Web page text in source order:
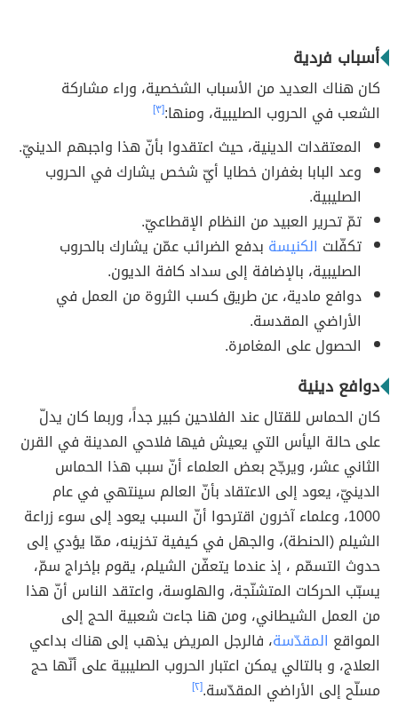
أسباب فردية
كان هناك العديد من الأسباب الشخصية، وراء مشاركة
الشعب في الحروب الصليبية، ومنها:[٣]
المعتقدات الدينية، حيث اعتقدوا بأنّ هذا واجبهم الدينيّ.
وعد البابا بغفران خطايا أيّ شخص يشارك في الحروب
الصليبية.
تمّ تحرير العبيد من النظام الإقطاعيّ.
تكفّلت الكنيسة بدفع الضرائب عمّن يشارك بالحروب
الصليبية، بالإضافة إلى سداد كافة الديون.
دوافع مادية، عن طريق كسب الثروة من العمل في
الأراضي المقدسة.
الحصول على المغامرة.
دوافع دينية
كان الحماس للقتال عند الفلاحين كبير جداً، وربما كان يدلّ
على حالة اليأس التي يعيش فيها فلاحي المدينة في القرن
الثاني عشر، ويرجّح بعض العلماء أنّ سبب هذا الحماس
الدينيّ، يعود إلى الاعتقاد بأنّ العالم سينتهي في عام
1000، وعلماء آخرون اقترحوا أنّ السبب يعود إلى سوء زراعة
الشيلم (الحنطة)، والجهل في كيفية تخزينه، ممّا يؤدي إلى
حدوث التسمّم ، إذ عندما يتعفّن الشيلم، يقوم بإخراج سمّ،
يسبّب الحركات المتشنّجة، والهلوسة، واعتقد الناس أنّ هذا
من العمل الشيطاني، ومن هنا جاءت شعبية الحج إلى
المواقع المقدّسة، فالرجل المريض يذهب إلى هناك بداعي
العلاج، و بالتالي يمكن اعتبار الحروب الصليبية على أنّها حج
مسلّح إلى الأراضي المقدّسة.[٢]